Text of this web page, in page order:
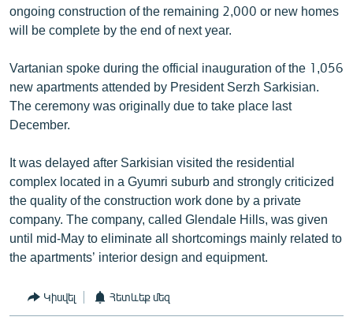
ongoing construction of the remaining 2,000 or new homes
will be complete by the end of next year.
Vartanian spoke during the official inauguration of the 1,056
new apartments attended by President Serzh Sarkisian.
The ceremony was originally due to take place last
December.
It was delayed after Sarkisian visited the residential
complex located in a Gyumri suburb and strongly criticized
the quality of the construction work done by a private
company. The company, called Glendale Hills, was given
until mid-May to eliminate all shortcomings mainly related to
the apartments’ interior design and equipment.
Կիսվել Հետևեք մեզ